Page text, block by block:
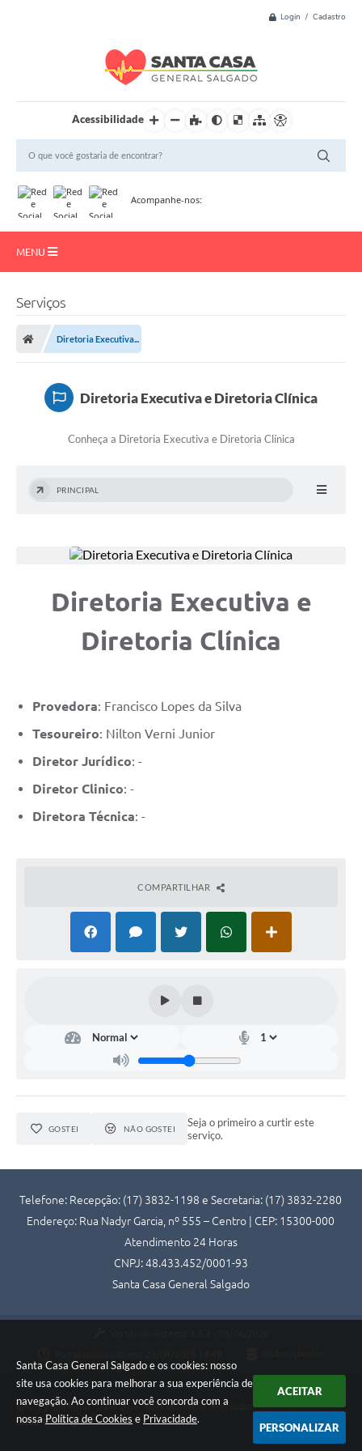
Santa Casa General Salgado e os cookies: nosso
site usa cookies para melhorar a sua experiência de
navegação. Ao continuar você concorda com a
nossa Política de Cookies e Privacidade.
ACEITAR
PERSONALIZAR
Login / Cadastro
Acessibilidade
Acompanhe-nos:
MENU
Institucional
Doações
Transparência
Notícias
Audiências Públicas
Arquivos para Download
Licitação
Links
Contato
Serviços
Diretoria Executiva...
Diretoria Executiva e Diretoria Clínica
Conheça a Diretoria Executiva e Diretoria Clínica
PRINCIPAL
Diretoria Executiva e
Diretoria Clínica
Provedora: Francisco Lopes da Silva
Tesoureiro: Nilton Verni Junior
Diretor Jurídico: -
Diretor Clinico: -
Diretora Técnica: -
COMPARTILHAR
GOSTEI NÃO GOSTEI
Seja o primeiro a curtir este
serviço.
Telefone: Recepção: (17) 3832-1198 e Secretaria: (17) 3832-2280
Endereço: Rua Nadyr Garcia, nº 555 – Centro | CEP: 15300-000
Atendimento 24 Horas
CNPJ: 48.433.452/0001-93
Santa Casa General Salgado
Copyright Instar - 2006-2026. Todos os direitos reservados -
Instar Tecnologia